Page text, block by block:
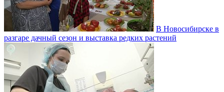
В Новосибирске в
разгаре дачный сезон и выставка редких растений